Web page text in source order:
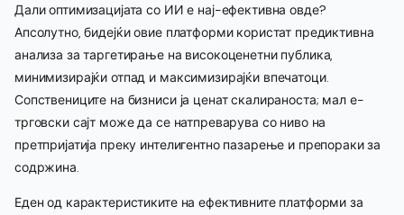
Дали оптимизацијата со ИИ е нај-ефективна овде?
Апсолутно, бидејќи овие платформи користат предиктивна
анализа за таргетирање на високоценетни публика,
минимизирајќи отпад и максимизирајќи впечатоци.
Сопствениците на бизниси ја ценат скалираноста; мал е-
трговски сајт може да се натпреварува со ниво на
претпријатија преку интелигентно пазарење и препораки за
содржина.
Еден од карактеристиките на ефективните платформи за